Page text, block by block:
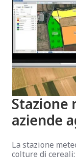
Stazione
aziende
La stazione
colture di cereali: